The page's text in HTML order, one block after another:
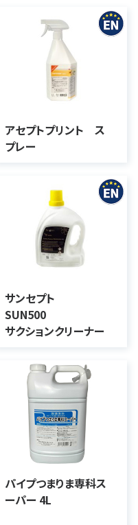
アセプトプリント ス
プレー
サンセプト
SUN500
サクションクリーナー
パイプつまりま専科ス
ーパー 4L